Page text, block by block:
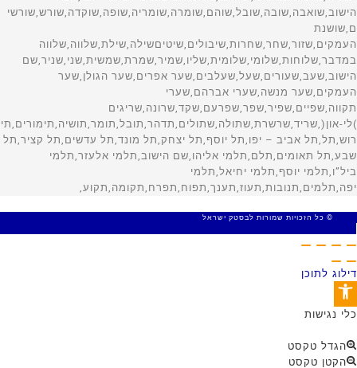
© כל הזכויות שמורות לבסטק ישראל
דילוג לתוכן
פתח סרגל נגישות
כלי נגישות
הגדל טקסט
הקטן טקסט